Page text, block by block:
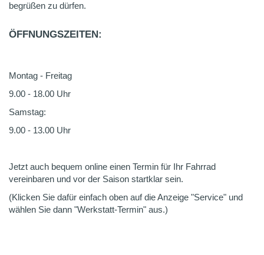
begrüßen zu dürfen.
ÖFFNUNGSZEITEN:
Montag - Freitag
9.00 - 18.00 Uhr
Samstag:
9.00 - 13.00 Uhr
Jetzt auch bequem online einen Termin für Ihr Fahrrad
vereinbaren und vor der Saison startklar sein.
(Klicken Sie dafür einfach oben auf die Anzeige "Service" und
wählen Sie dann "Werkstatt-Termin" aus.)